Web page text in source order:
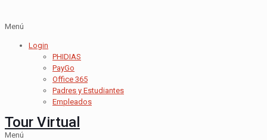
Menú
Login
PHIDIAS
PayGo
Office 365
Padres y Estudiantes
Empleados
Tour Virtual
Menú